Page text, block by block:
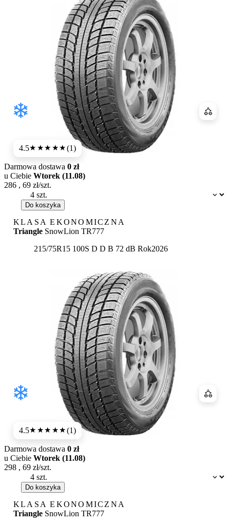
4.5★★★★★(1)
Dostępność:
Darmowa dostawa 0 zł
u Ciebie Wtorek (11.08)
286 , 69 zł/szt.
Do koszyka
KLASA EKONOMICZNA
Triangle SnowLion TR777
215/75R15 100S Etykieta:
D D B 72 dB Rok2026
4.5★★★★★(1)
Dostępność:
Darmowa dostawa 0 zł
u Ciebie Wtorek (11.08)
298 , 69 zł/szt.
Do koszyka
KLASA EKONOMICZNA
Triangle SnowLion TR777